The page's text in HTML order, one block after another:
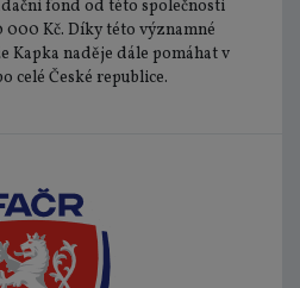
fond od této společnosti
Kč. Díky této významné
Kapka naděje dále pomáhat v
celé České republice.